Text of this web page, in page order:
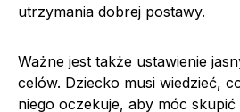
utrzymania dobrej postawy.
Ważne jest także ustawienie
celów. Dziecko musi wiedzieć,
niego oczekuje, aby móc skupić